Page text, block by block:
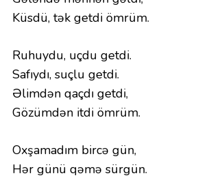
Küsdü, tək getdi ömrüm.
Ruhuydu, uçdu getdi.
Safıydı, suçlu getdi.
Əlimdən qaçdı getdi,
Gözümdən itdi ömrüm.
Oxşamadım bircə gün,
Hər günü qəmə sürgün.